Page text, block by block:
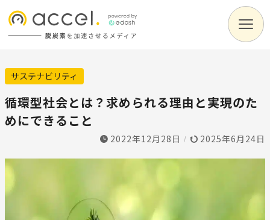
サステナビリティ
循環型社会とは？求められる理由と実現のた
めにできること
2022年12月28日 / 2025年6月24日